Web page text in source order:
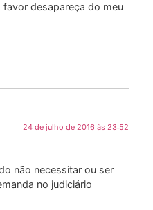
desapareça do meu
24 de julho de 2016 às 23:52
não necessitar ou ser
no judiciário